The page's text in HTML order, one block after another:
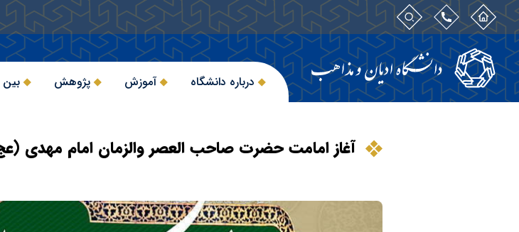
درباره دانشگاه آموزش پژوهش بین
آغاز امامت حضرت صاحب العصر والزمان امام مهدی